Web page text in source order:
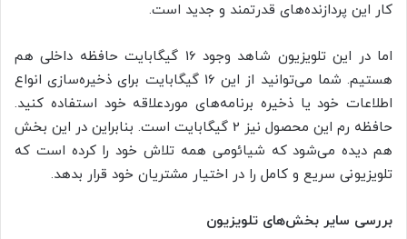
کار این پردازنده‌های قدرتمند و جدید است.
اما در این تلویزیون شاهد وجود 16 گیگابایت حافظه داخلی هم
هستیم. شما می‌توانید از این 16 گیگابایت برای ذخیره‌سازی انواع
اطلاعات خود یا ذخیره برنامه‌های مورد‌علاقه خود استفاده کنید.
حافظه رم این محصول نیز 2 گیگابایت است. بنابراین در این بخش
هم دیده می‌شود که شیائومی همه تلاش خود را کرده است که
تلویزیونی سریع و کامل را در اختیار مشتریان خود قرار بدهد.
بررسی سایر بخش‌های تلویزیون